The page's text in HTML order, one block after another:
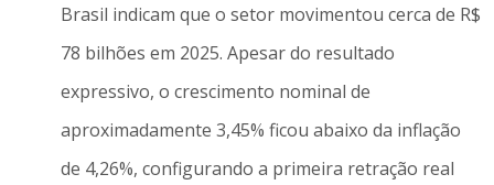
Brasil indicam que o setor movimentou cerca de R$
78 bilhões em 2025. Apesar do resultado
expressivo, o crescimento nominal de
aproximadamente 3,45% ficou abaixo da inflação
de 4,26%, configurando a primeira retração real